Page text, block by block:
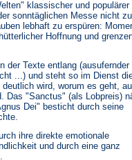
klassischer und
sonntäglichen Messe nicht
lebhaft zu erspüren:
Hoffnung und
der Texte entlang (ausufernder
...) und steht so im Dienst
wird, worum es geht,
Das "Sanctus" (als Lobpreis)
Dei" besticht durch seine
ihre direkte emotionale
und durch eine ganz